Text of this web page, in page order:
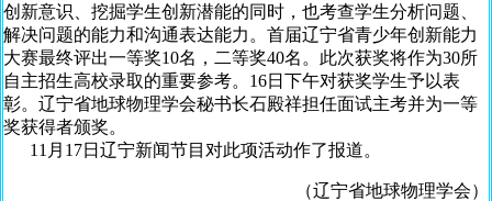
创新意识、挖掘学生创新潜能的同时，也考查学生分析问题、
解决问题的能力和沟通表达能力。首届辽宁省青少年创新能力
大赛最终评出一等奖10名，二等奖40名。此次获奖将作为30所
自主招生高校录取的重要参考。16日下午对获奖学生予以表
彰。辽宁省地球物理学会秘书长石殿祥担任面试主考并为一等
奖获得者颁奖。
11月17日辽宁新闻节目对此项活动作了报道。
（辽宁省地球物理学会）